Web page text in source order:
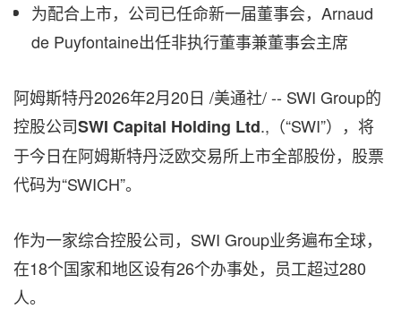
为配合上市，公司已任命新一届董事会，Arnaud
de Puyfontaine出任非执行董事兼董事会主席
阿姆斯特丹2026年2月20日 /美通社/ -- SWI Group的
控股公司SWI Capital Holding Ltd.,（“SWI”），将
于今日在阿姆斯特丹泛欧交易所上市全部股份，股票
代码为“SWICH”。
作为一家综合控股公司，SWI Group业务遍布全球，
在18个国家和地区设有26个办事处，员工超过280
人。